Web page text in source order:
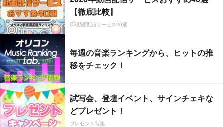
【徹底比較】
CS動画配信サービス20選
毎週の音楽ランキングから、ヒットの推
移をチェック！
試写会、登壇イベント、サインチェキな
どプレゼント！
プレゼント特集